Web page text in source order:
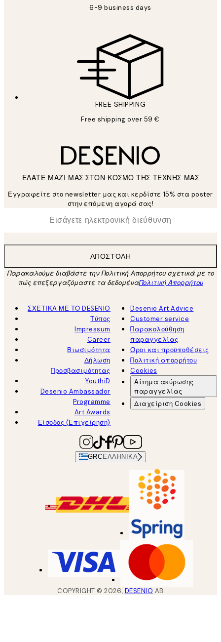
6-9 business days
FREE SHIPPING
Free shipping over 59 €
ΕΛΑΤΕ ΜΑΖΙ ΜΑΣ ΣΤΟΝ ΚΟΣΜΟ ΤΗΣ ΤΕΧΝΗΣ ΜΑΣ
Εγγραφείτε στο newsletter μας και κερδίστε 15% στα poster
στην επόμενη αγορά σας!
Ηλεκτρονική Διεύθυνση
ΑΠΟΣΤΟΛΉ
Παρακαλούμε διαβάστε την Πολιτική Απορρήτου σχετικά με το
πώς επεξεργαζόμαστε τα δεδομέναΠολιτική Απορρήτου
ΣΧΕΤΙΚΑ ΜΕ ΤΟ DESENIO
Τύπος
Impressum
Career
Βιωσιμότητα
Δήλωση
Προσβασιμότητας
YouthiD
Desenio Ambassador
Programme
Art Awards
Είσοδος (Επιχείρηση)
Desenio Art Advice
Customer service
Παρακολούθηση
παραγγελίας
Όροι και προϋποθέσεις
Πολιτική απορρήτου
Cookies
Αίτημα ακύρωσης
παραγγελίας
Διαχείριση Cookies
GRC ΕΛΛΗΝΙΚΆ
COPYRIGHT ©2026, DESENIO AB